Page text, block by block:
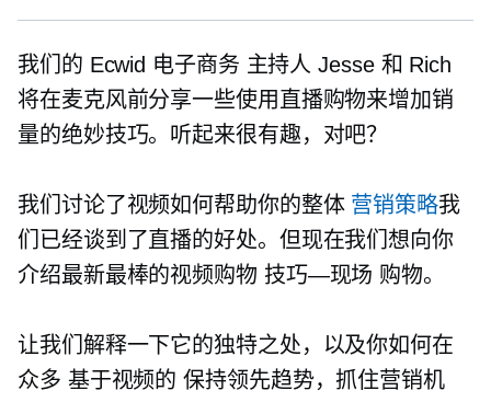
我们的 Ecwid 电子商务 主持人 Jesse 和 Rich
将在麦克风前分享一些使用直播购物来增加销
量的绝妙技巧。听起来很有趣，对吧？
我们讨论了视频如何帮助你的整体 营销策略我
们已经谈到了直播的好处。但现在我们想向你
介绍最新最棒的视频购物 技巧—现场 购物。
让我们解释一下它的独特之处，以及你如何在
众多 基于视频的 保持领先趋势，抓住营销机